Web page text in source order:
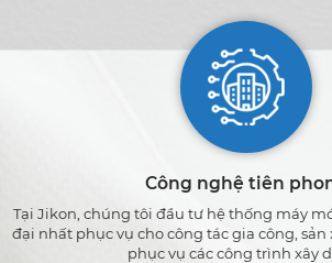
Công nghệ tiên
Tại Jikon, chúng tôi đầu tư hệ thống máy
đại nhất phục vụ cho công tác gia công,
phục vụ các công trình xây